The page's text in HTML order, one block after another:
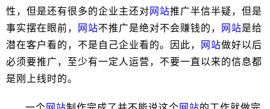
性，但是还有很多的企业主还对 网站推广半信半疑，但是
事实摆在眼前，
网站不推广是绝对不会赚钱的， 网站是给
潜在客户看的，不是自己企业看的。因此，
网站做好以后
必须要推广，至少有一定人运营，不要一直以来的信息都
是刚上线时的。